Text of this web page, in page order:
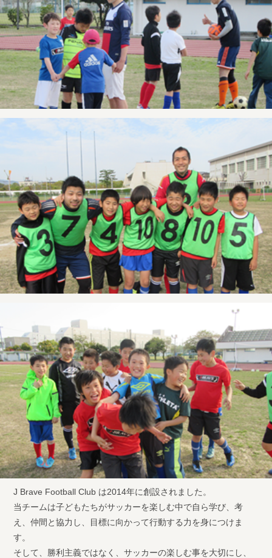
J Brave Football Club は2014年に創設されました。
当チームは子どもたちがサッカーを楽しむ中で自ら学び、考
え、仲間と協力し、目標に向かって行動する力を身につけま
す。
そして、勝利主義ではなく、サッカーの楽しむ事を大切にし、